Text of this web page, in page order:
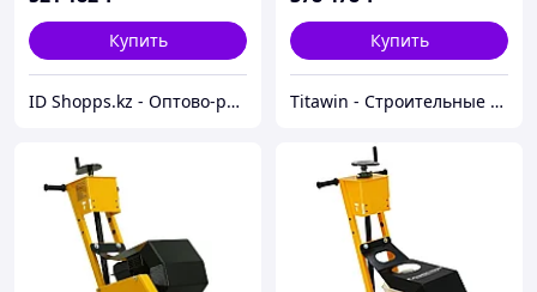
Купить
ID Shopps.kz - Оптово-розничный Склад
Купить
Titawin - Строительные материалы и оборудование